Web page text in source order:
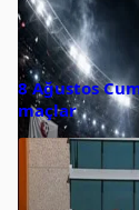
8 Ağustos
maçlar